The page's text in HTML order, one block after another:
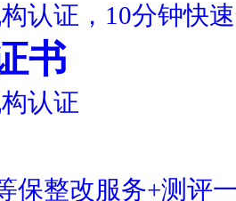
认证，10分钟快
书
认证
保整改服务+测评